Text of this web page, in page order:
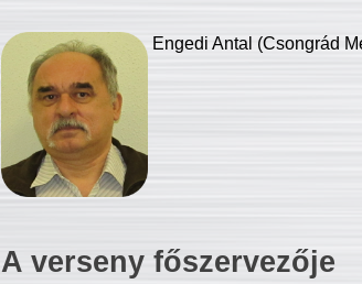
Engedi Antal (Csongrád
A verseny főszervezője